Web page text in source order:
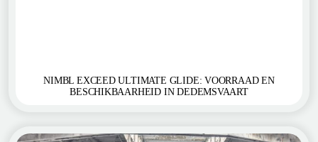
NIMBL EXCEED ULTIMATE GLIDE: VOORRAAD EN
BESCHIKBAARHEID IN DEDEMSVAART